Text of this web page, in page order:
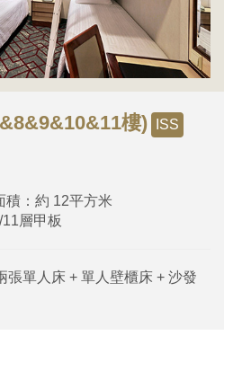
樓) ISS
積：約 12平方米
層甲板
張單人床 + 單人壁櫃床 + 沙發